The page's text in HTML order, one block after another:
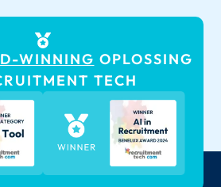
WINNING OPLOSSING
TECH